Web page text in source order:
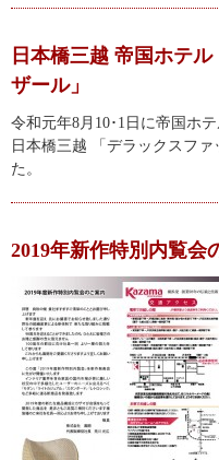
日本橋三越 帝国ホテ
ザール」
令和元年8月10･1日に帝国ホテ
日本橋三越 「デラックスフ
た。
2019年新作特別内覧会